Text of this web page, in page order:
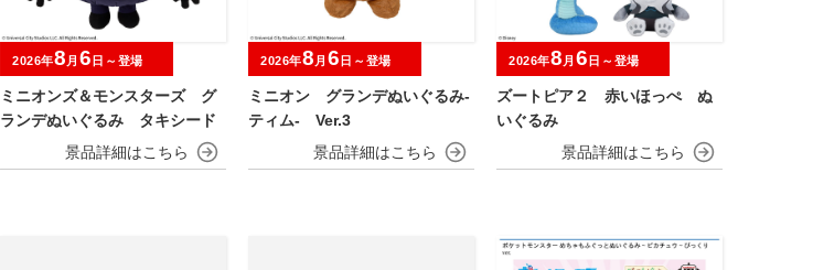
ミニオンズ＆モンスターズ グ
ランデぬいぐるみ タキシード
2026年8 月 6 日～登場
ミニオン グランデぬいぐるみ‐
ティム‐ Ver.3
2026年8 月 6 日～登場
ズートピア２ 赤いほっぺ ぬ
いぐるみ
2026年8 月 6 日～登場